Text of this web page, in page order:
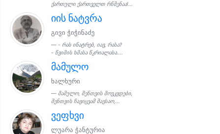
ქართული ქართველთ რწმენაა!...
იის ნატვრა
გივი ჭიჭინაძე
- რას ინატრებ, იავ, რასა?
- წვიმის ხმასა წკრიალასა....
მამულო
ხალხური
მამულო, შენთვის მოვკვდები,
შენთვის ჩავიცვამ შავსაო,...
ვეფხვი
ლუარა ჭანტურია